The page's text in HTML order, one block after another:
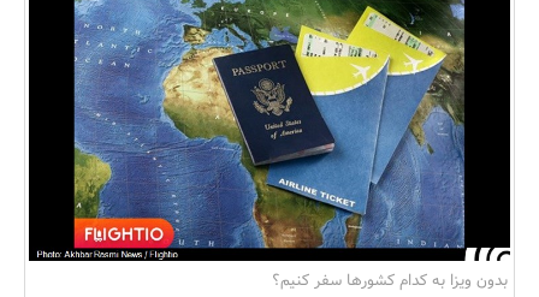
بانک، بیمه و سرمایه
مسکن و ساختمان
بدون ویزا به کدام کشورها سفر کنیم؟